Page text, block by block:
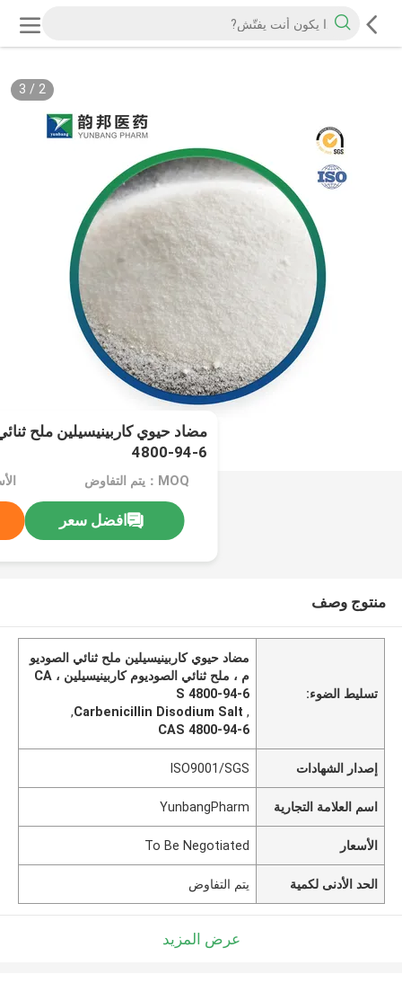
2
/
3
4800-94-6
MOQ：يتم التفاوض
افضل سعر
منتوج وصف
تسليط الضوء:
مضاد حيوي كاربينيسيلين ملح ثنائي الصوديو
م ، ملح ثنائي الصوديوم كاربينيسيلين ، CA
S 4800-94-6
,
Carbenicillin Disodium Salt
,
CAS 4800-94-6
إصدار الشهادات ISO9001/SGS
اسم العلامة التجارية YunbangPharm
الأسعار To Be Negotiated
الحد الأدنى لكمية يتم التفاوض
عرض المزيد